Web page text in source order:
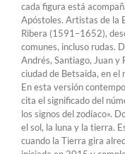
cada figura está
Apóstoles. Artistas de la
Ribera (1591–1652),
comunes, incluso rudas.
Andrés, Santiago, Juan y
ciudad de Betsaida, en el
En esta versión
cita el significado del
los signos del zodíaco».
el sol, la luna y la tierra.
cuando la Tierra gira